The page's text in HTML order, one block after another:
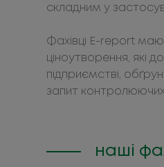
складним у
Фахівці E-report
ціноутворення, які
підприємстві,
запит контролюючих
наші